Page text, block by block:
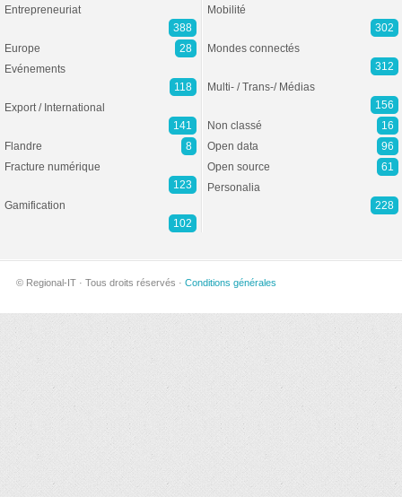
Entrepreneuriat
388
Europe
28
Evénements
118
Export / International
141
Flandre
8
Fracture numérique
123
Gamification
102
Mobilité
302
Mondes connectés
312
Multi- / Trans-/ Médias
156
Non classé
16
Open data
96
Open source
61
Personalia
228
© Regional-IT · Tous droits réservés · Conditions générales